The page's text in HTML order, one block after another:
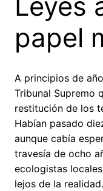
papel
A principios de
Tribunal Supremo
restitución de los
Habían pasado
aunque cabía
travesía de ocho
ecologistas
lejos de la